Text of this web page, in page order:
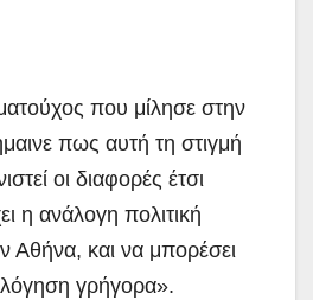
που μίλησε στην
πως αυτή τη στιγμή
οι διαφορές έτσι
η ανάλογη πολιτική
Αθήνα, και να μπορέσει
γρήγορα».